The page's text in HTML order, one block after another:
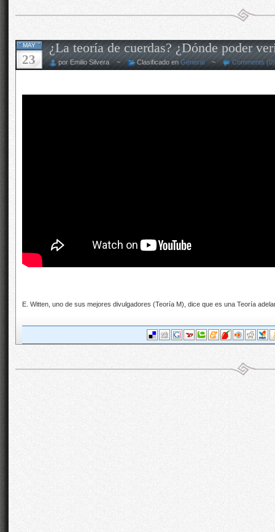
MAY
23
¿La teoría de cuerdas? ¿Dónde poder
por Emilio Silvera ~ Clasificado en General ~ Comments (0)
E. Witten, uno de sus mejores divulgadores (Teoría M), dice que es una Teoría